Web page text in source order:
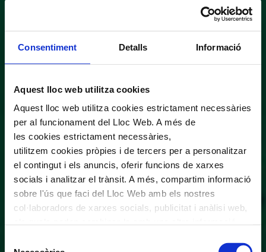
Consentiment Detalls Informació
Aquest lloc web utilitza cookies
Aquest lloc web utilitza cookies estrictament necessàries
per al funcionament del Lloc Web. A més de
les cookies estrictament necessàries,
utilitzem cookies pròpies i de tercers per a personalitzar
el contingut i els anuncis, oferir funcions de xarxes
socials i analitzar el trànsit. A més, compartim informació
sobre l'ús que faci del Lloc Web amb els nostres
col·laboradors de xarxes socials, publicitat i anàlisi web,